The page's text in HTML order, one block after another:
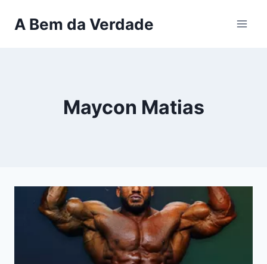
paraA Bem da Verdade
Maycon Matias